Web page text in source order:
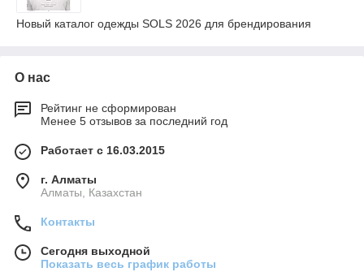
Новый каталог одежды SOLS 2026 для брендирования
О нас
Рейтинг не сформирован
Менее 5 отзывов за последний год
Работает с 16.03.2015
г. Алматы
Алматы, Казахстан
Контакты
Сегодня выходной
Показать весь график работы